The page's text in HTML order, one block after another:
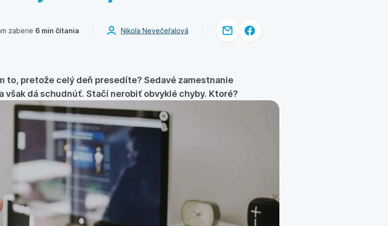
zaberie 6 min čítania Nikola Nevečeřalová
to, pretože celý deň presedíte? Sedavé zamestnanie
však dá schudnúť. Stačí nerobiť obvyklé chyby. Ktoré?